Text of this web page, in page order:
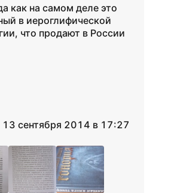
как на самом деле это
в иероглифической
что продают в России
13 сентября 2014 в 17:27